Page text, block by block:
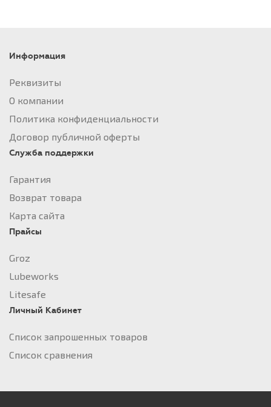
Информация
Реквизиты
О компании
Политика конфиденциальности
Договор публичной оферты
Служба поддержки
Гарантия
Возврат товара
Карта сайта
Прайсы
Groz
Lubeworks
Litesafe
Личный Кабинет
Список запрошенных товаров
Список сравнения